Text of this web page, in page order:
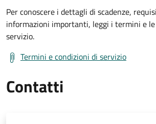
Per conoscere i dettagli di scadenze,
informazioni importanti, leggi i termini e
servizio.
Termini e condizioni di servizio
Contatti